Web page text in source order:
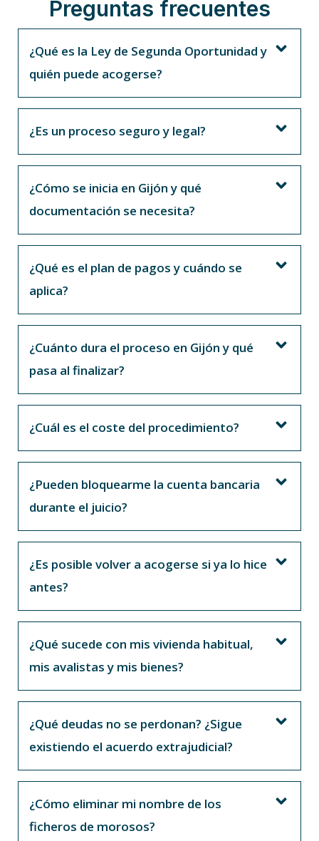
Preguntas frecuentes
¿Qué es la Ley de Segunda Oportunidad y
quién puede acogerse?
¿Es un proceso seguro y legal?
¿Cómo se inicia en Gijón y qué
documentación se necesita?
¿Qué es el plan de pagos y cuándo se
aplica?
¿Cuánto dura el proceso en Gijón y qué
pasa al finalizar?
¿Cuál es el coste del procedimiento?
¿Pueden bloquearme la cuenta bancaria
durante el juicio?
¿Es posible volver a acogerse si ya lo hice
antes?
¿Qué sucede con mis vivienda habitual,
mis avalistas y mis bienes?
¿Qué deudas no se perdonan? ¿Sigue
existiendo el acuerdo extrajudicial?
¿Cómo eliminar mi nombre de los
ficheros de morosos?